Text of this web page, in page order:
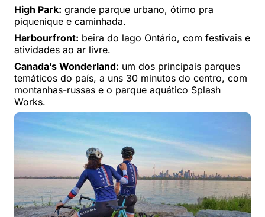
High Park: grande parque urbano, ótimo pra
piquenique e caminhada.
Harbourfront: beira do lago Ontário, com festivais e
atividades ao ar livre.
Canada’s Wonderland: um dos principais parques
temáticos do país, a uns 30 minutos do centro, com
montanhas-russas e o parque aquático Splash
Works.